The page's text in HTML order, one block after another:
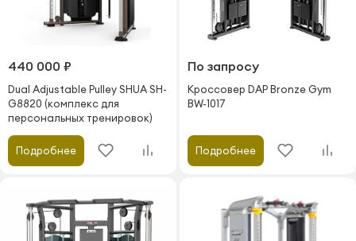
440 000 ₽
Dual Adjustable Pulley SHUA SH-
G8820 (комплекс для
персональных тренировок)
Подробнее
По запросу
Кроссовер DAP Bronze Gym
BW-1017
Подробнее